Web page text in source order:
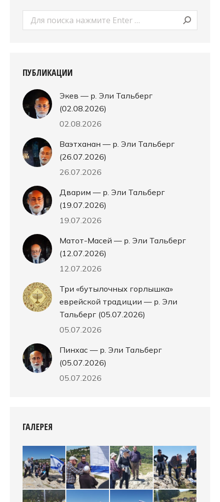
Поиск:
ПУБЛИКАЦИИ
Экев — р. Эли Тальберг
(02.08.2026)
02.08.2026
Ваэтханан — р. Эли Тальберг
(26.07.2026)
26.07.2026
Дварим — р. Эли Тальберг
(19.07.2026)
19.07.2026
Матот-Масей — р. Эли Тальберг
(12.07.2026)
12.07.2026
Три «бутылочных горлышка»
еврейской традиции — р. Эли
Тальберг (05.07.2026)
05.07.2026
Пинхас — р. Эли Тальберг
(05.07.2026)
05.07.2026
ГАЛЕРЕЯ